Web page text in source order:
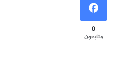
0
متابعون